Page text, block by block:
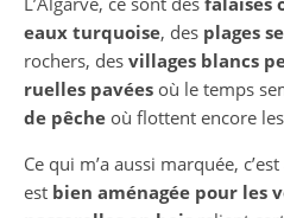
eaux turquoise, des plages
rochers, des villages blancs
ruelles pavées où le temps
de pêche où flottent encore
Ce qui m’a aussi marquée,
est bien aménagée pour les